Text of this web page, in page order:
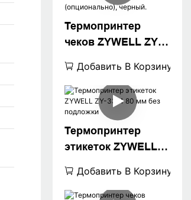
Термопринтер
чеков ZYWELL ZY-
терминалов с
интерфейсами
USB+LAN/USB+WIFI
/Bluetooth
(опционально),
черный.
Добавить В Корзину
Термопринтер
этикеток ZYWELL
подложки
Добавить В Корзину